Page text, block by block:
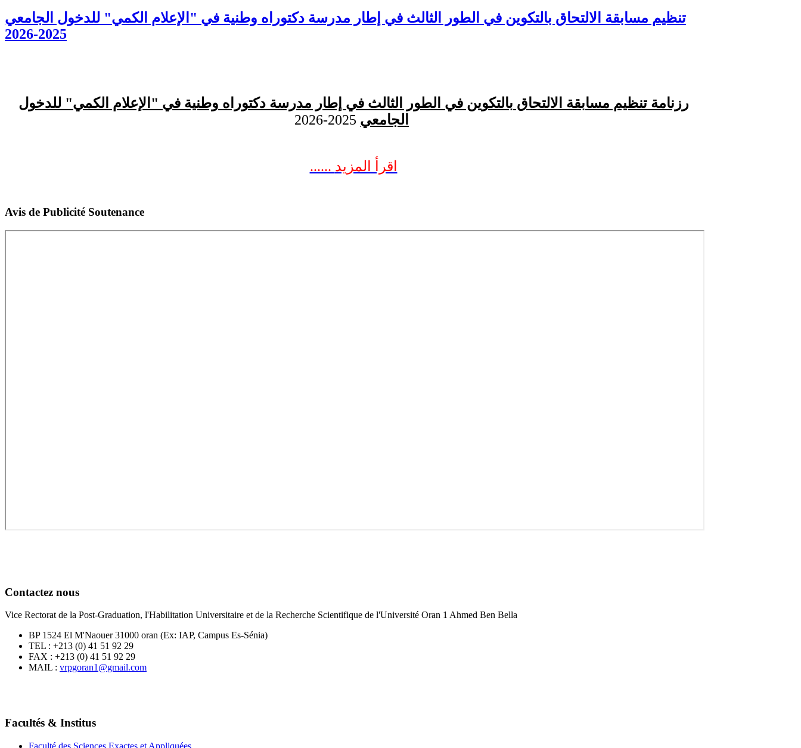
تنظيم مسابقة الالتحاق بالتكوين في الطور الثالث في إطار مدرسة دكتوراه وطنية في "الإعلام الكمي" للدخول الجامعي
2025-2026
رزنامة تنظيم مسابقة الالتحاق بالتكوين في الطور الثالث في إطار مدرسة دكتوراه وطنية في "الإعلام الكمي" للدخول
الجامعي
...... اقرأ المزيد
Avis de Publicité Soutenance
Contactez nous
Vice Rectorat de la Post-Graduation, l'Habilitation Universitaire et de la Recherche Scientifique de l'Université Oran 1 Ahmed Ben Bella
BP 1524 El M'Naouer 31000 oran (Ex: IAP, Campus Es-Sénia)
TEL : +213 (0) 41 51 92 29
FAX : +213 (0) 41 51 92 29
MAIL : vrpgoran1@gmail.com
Facultés & Institus
Faculté des Sciences Exactes et Appliquées